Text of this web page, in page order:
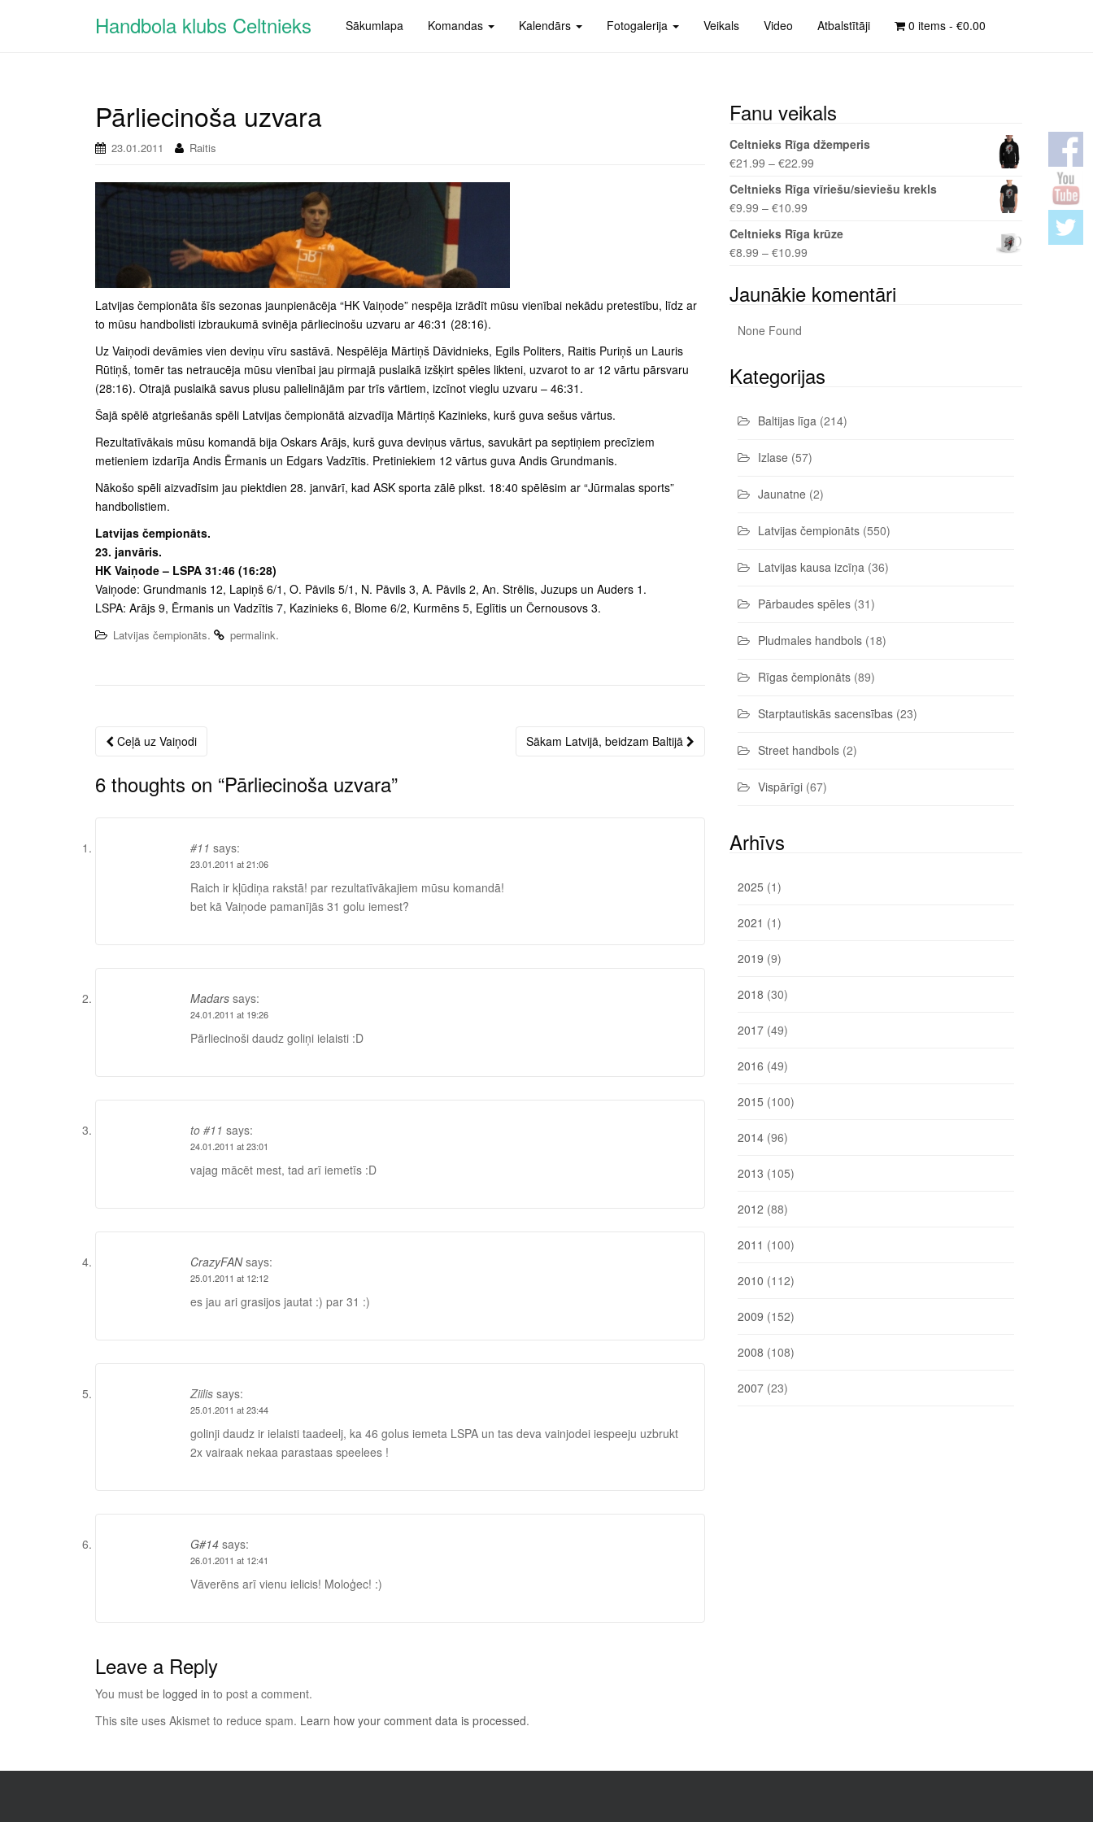
Handbola klubs Celtnieks Sākumlapa Komandas Kalendārs Fotogalerija Veikals Video Atbalstītāji 0 items - €0.00
Pārliecinoša uzvara
23.01.2011 Raitis
Latvijas čempionāta šīs sezonas jaunpienācēja “HK Vaiņode” nespēja izrādīt mūsu vienībai nekādu pretestību, līdz ar
to mūsu handbolisti izbraukumā svinēja pārliecinošu uzvaru ar 46:31 (28:16).
Uz Vaiņodi devāmies vien deviņu vīru sastāvā. Nespēlēja Mārtiņš Dāvidnieks, Egils Politers, Raitis Puriņš un Lauris
Rūtiņš, tomēr tas netraucēja mūsu vienībai jau pirmajā puslaikā izšķirt spēles likteni, uzvarot to ar 12 vārtu pārsvaru
(28:16). Otrajā puslaikā savus plusu palielinājām par trīs vārtiem, izcīnot vieglu uzvaru – 46:31.
Šajā spēlē atgriešanās spēli Latvijas čempionātā aizvadīja Mārtiņš Kazinieks, kurš guva sešus vārtus.
Rezultatīvākais mūsu komandā bija Oskars Arājs, kurš guva deviņus vārtus, savukārt pa septiņiem precīziem
metieniem izdarīja Andis Ērmanis un Edgars Vadzītis. Pretiniekiem 12 vārtus guva Andis Grundmanis.
Nākošo spēli aizvadīsim jau piektdien 28. janvārī, kad ASK sporta zālē plkst. 18:40 spēlēsim ar “Jūrmalas sports”
handbolistiem.
Latvijas čempionāts.
23. janvāris.
HK Vaiņode – LSPA 31:46 (16:28)
Vaiņode: Grundmanis 12, Lapiņš 6/1, O. Pāvils 5/1, N. Pāvils 3, A. Pāvils 2, An. Strēlis, Juzups un Auders 1.
LSPA: Arājs 9, Ērmanis un Vadzītis 7, Kazinieks 6, Blome 6/2, Kurmēns 5, Eglītis un Černousovs 3.
Latvijas čempionāts. permalink.
Post
navigation
Ceļā uz Vaiņodi Sākam Latvijā, beidzam Baltijā
6 thoughts on “Pārliecinoša uzvara”
#11 says:
23.01.2011 at 21:06
Raich ir kļūdiņa rakstā! par rezultatīvākajiem mūsu komandā!
bet kā Vaiņode pamanījās 31 golu iemest?
Madars says:
24.01.2011 at 19:26
Pārliecinoši daudz goliņi ielaisti :D
to #11 says:
24.01.2011 at 23:01
vajag mācēt mest, tad arī iemetīs :D
CrazyFAN says:
25.01.2011 at 12:12
es jau ari grasijos jautat :) par 31 :)
Ziilis says:
25.01.2011 at 23:44
golinji daudz ir ielaisti taadeelj, ka 46 golus iemeta LSPA un tas deva vainjodei iespeeju uzbrukt
2x vairaak nekaa parastaas speelees !
G#14 says:
26.01.2011 at 12:41
Vāverēns arī vienu ielicis! Moloģec! :)
Leave a Reply
You must be logged in to post a comment.
This site uses Akismet to reduce spam. Learn how your comment data is processed.
Fanu veikals
Celtnieks Rīga džemperis
€21.99 – €22.99
Celtnieks Rīga vīriešu/sieviešu krekls
€9.99 – €10.99
Celtnieks Rīga krūze
€8.99 – €10.99
Jaunākie komentāri
None Found
Kategorijas
Baltijas līga (214)
Izlase (57)
Jaunatne (2)
Latvijas čempionāts (550)
Latvijas kausa izcīņa (36)
Pārbaudes spēles (31)
Pludmales handbols (18)
Rīgas čempionāts (89)
Starptautiskās sacensības (23)
Street handbols (2)
Vispārīgi (67)
Arhīvs
2025 (1)
2021 (1)
2019 (9)
2018 (30)
2017 (49)
2016 (49)
2015 (100)
2014 (96)
2013 (105)
2012 (88)
2011 (100)
2010 (112)
2009 (152)
2008 (108)
2007 (23)